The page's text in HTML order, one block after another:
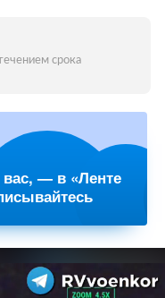
срока
— в «Ленте